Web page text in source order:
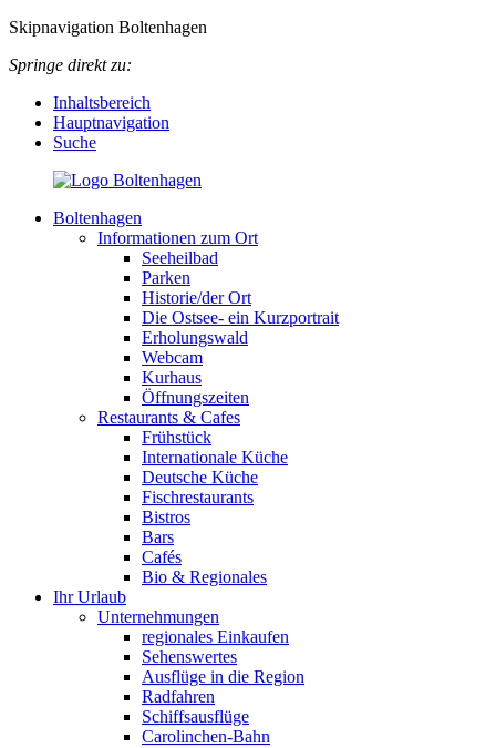
Skipnavigation Boltenhagen
Springe direkt zu:
Inhaltsbereich
Hauptnavigation
Suche
Boltenhagen
Informationen zum Ort
Seeheilbad
Parken
Historie/der Ort
Die Ostsee- ein Kurzportrait
Erholungswald
Webcam
Kurhaus
Öffnungszeiten
Restaurants & Cafes
Frühstück
Internationale Küche
Deutsche Küche
Fischrestaurants
Bistros
Bars
Cafés
Bio & Regionales
Ihr Urlaub
Unternehmungen
regionales Einkaufen
Sehenswertes
Ausflüge in die Region
Radfahren
Schiffsausflüge
Carolinchen-Bahn